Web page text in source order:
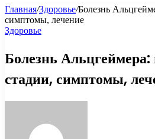
Главная/Здоровье/Болезнь
симптомы, лечение
Здоровье
Болезнь
стадии, симптомы,